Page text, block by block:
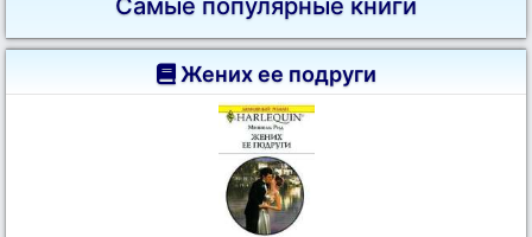
Самые популярные книги
Жених ее подруги